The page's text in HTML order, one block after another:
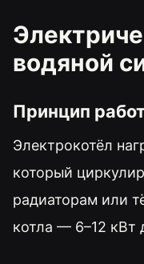
водяной
Принцип
Электрокотёл
который
радиаторам или
котла — 6–12